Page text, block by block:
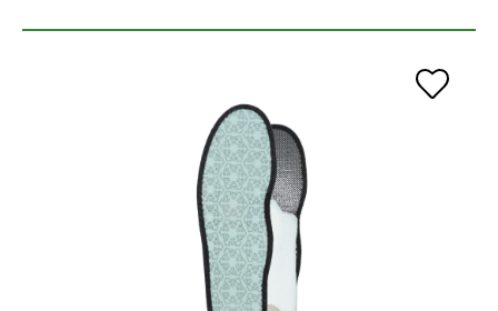
Máxima protección contra el
frío
Mantiene el frío fuera y los pies cómodos y